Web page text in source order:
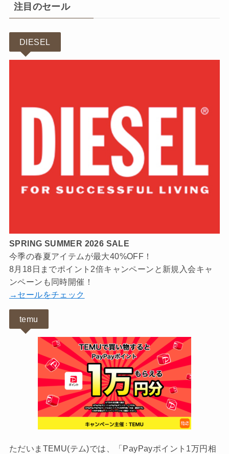
注目のセール
DIESEL
SPRING SUMMER 2026 SALE
今季の春夏アイテムが最大40%OFF！
8月18日までポイント2倍キャンペーンと新規入会キャ
ンペーンも同時開催！
→セールをチェック
temu
ただいまTEMU(テム)では、「PayPayポイント1万円相